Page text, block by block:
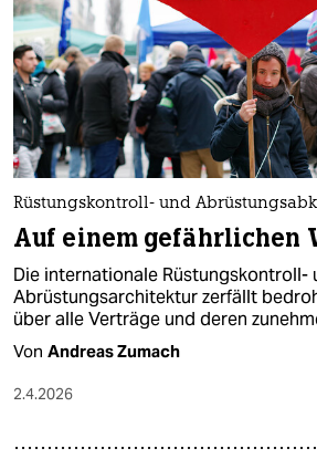
Rüstungskontroll- und
Auf einem gefährlichen
Die internationale Rüstungskontroll-
Abrüstungsarchitektur zerfällt
über alle Verträge und deren
Von Andreas Zumach
2.4.2026